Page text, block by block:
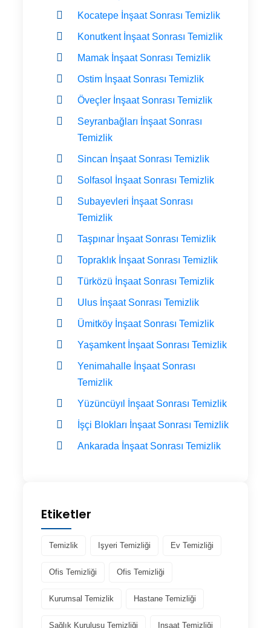
Kocatepe İnşaat Sonrası Temizlik
Konutkent İnşaat Sonrası Temizlik
Mamak İnşaat Sonrası Temizlik
Ostim İnşaat Sonrası Temizlik
Öveçler İnşaat Sonrası Temizlik
Seyranbağları İnşaat Sonrası
Temizlik
Sincan İnşaat Sonrası Temizlik
Solfasol İnşaat Sonrası Temizlik
Subayevleri İnşaat Sonrası
Temizlik
Taşpınar İnşaat Sonrası Temizlik
Topraklık İnşaat Sonrası Temizlik
Türközü İnşaat Sonrası Temizlik
Ulus İnşaat Sonrası Temizlik
Ümitköy İnşaat Sonrası Temizlik
Yaşamkent İnşaat Sonrası Temizlik
Yenimahalle İnşaat Sonrası
Temizlik
Yüzüncüyıl İnşaat Sonrası Temizlik
İşçi Blokları İnşaat Sonrası Temizlik
Ankarada İnşaat Sonrası Temizlik
Etiketler
Temizlik Işyeri Temizliği Ev Temizliği
Ofis Temizliği Ofis Temizliği
Kurumsal Temizlik Hastane Temizliği
Sağlık Kuruluşu Temizliği Inşaat Temizliği